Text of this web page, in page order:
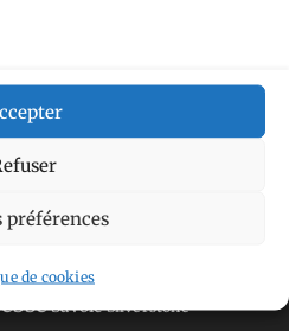
préférences
de cookies
Normandie
OM-D E-M5
Savoie Silverstone